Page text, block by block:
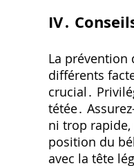
IV․
La prévention
différents
crucial․
tétée․
ni trop
position du
avec la tête